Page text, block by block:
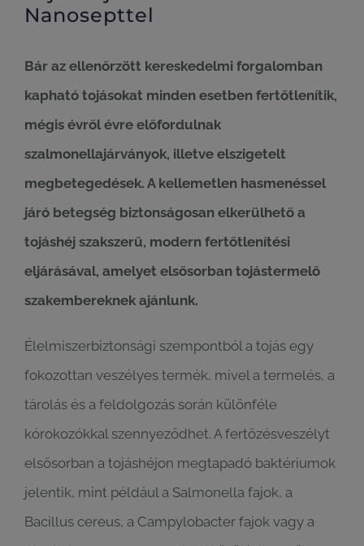
Nanosepttel
Bár az ellenőrzött kereskedelmi forgalomban
kapható tojásokat minden esetben fertőtlenítik,
mégis évről évre előfordulnak
szalmonellajárványok, illetve elszigetelt
megbetegedések. A kellemetlen hasmenéssel
járó betegség biztonságosan elkerülhető a
tojáshéj szakszerű, modern fertőtlenítési
eljárásával, amelyet elsősorban tojástermelő
szakembereknek ajánlunk.
Élelmiszerbiztonsági szempontból a tojás egy
fokozottan veszélyes termék, mivel a termelés, a
tárolás és a feldolgozás során különféle
kórokozókkal szennyeződhet. A fertőzésveszélyt
elsősorban a tojáshéjon megtapadó baktériumok
jelentik, mint például a Salmonella fajok, a
Bacillus cereus, a Campylobacter fajok vagy a